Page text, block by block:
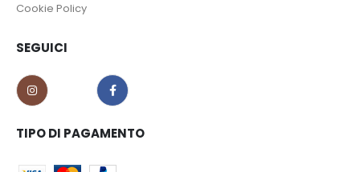
Cookie Policy
SEGUICI
TIPO DI PAGAMENTO